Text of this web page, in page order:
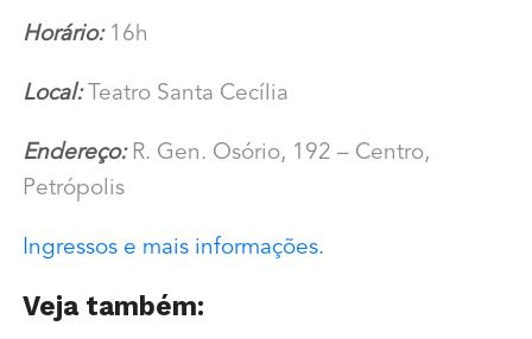
Horário:16h
Local:Teatro Santa Cecília
Endereço: R. Gen. Osório, 192 – Centro,
Petrópolis
Ingressos e mais informações.
Veja também: